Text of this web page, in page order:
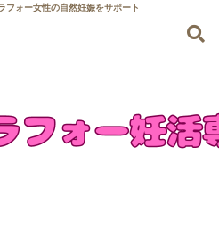
フォー女性の自然妊娠をサポート